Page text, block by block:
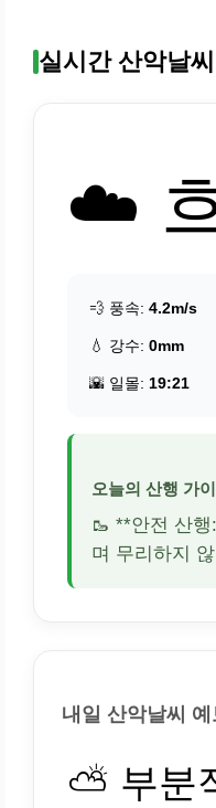
실시간 산악날
☁️
💨 풍속: 4.2m/s
💧 강수: 0mm
🌇 일몰: 19:21
오늘의 산행 가
🥾 **안전 산
며 무리하지
내일 산악날씨 예
⛅ 부분